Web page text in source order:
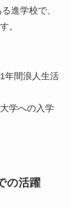
進学校で、
。
年間浪人生活
学への入学
の活躍